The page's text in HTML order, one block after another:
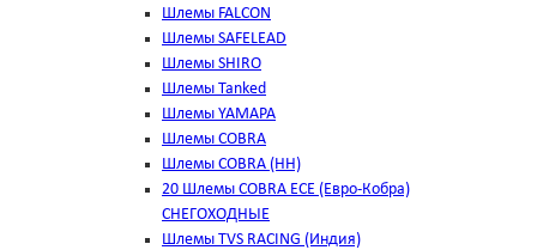
Шлемы FALCON
Шлемы SAFELEAD
Шлемы SHIRO
Шлемы Tanked
Шлемы YAMAPA
Шлемы COBRA
Шлемы COBRA (HH)
20 Шлемы COBRA ECE (Евро-Кобра)
СНЕГОХОДНЫЕ
Шлемы TVS RACING (Индия)